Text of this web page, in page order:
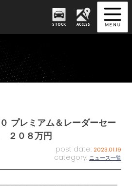
STOCK ACCESS
プレミアム＆レーダーセー
２０８万円
post date: 2023.01.19
category: ニュース一覧